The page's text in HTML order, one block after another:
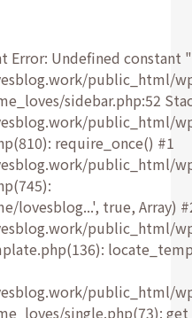
Error: Undefined constant
public_html/
sidebar.php:52
public_html/
require_once() #1
public_html/
lovesblog...', true, Array)
public_html/
public_html/
single.php(73):